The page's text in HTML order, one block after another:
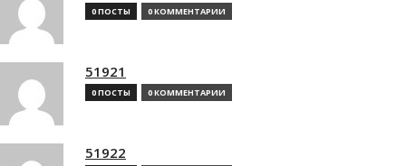
0 ПОСТЫ 0 КОММЕНТАРИИ
51921
0 ПОСТЫ 0 КОММЕНТАРИИ
51922